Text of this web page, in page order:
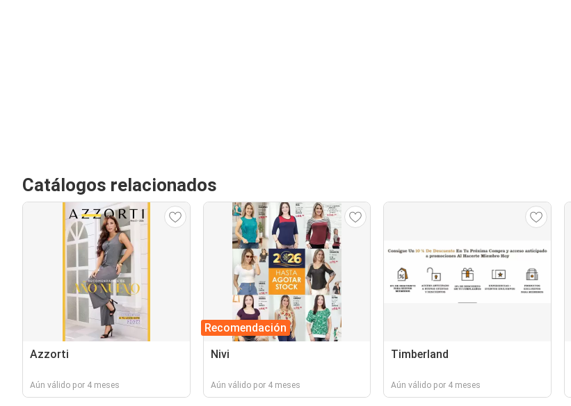
Catálogos relacionados
Azzorti
Aún válido por 4 meses
Recomendación
Nivi
Aún válido por 4 meses
Timberland
Aún válido por 4 meses